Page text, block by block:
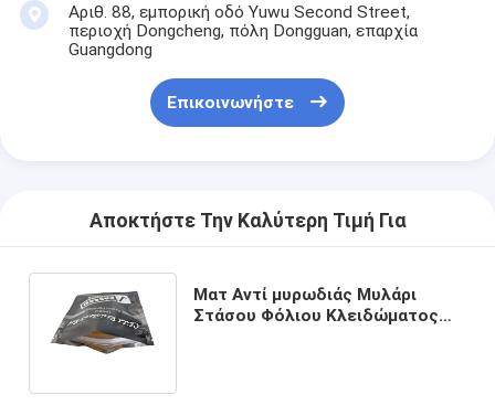
Αριθ. 88, εμπορική οδό Yuwu Second Street,
περιοχή Dongcheng, πόλη Dongguan, επαρχία
Guangdong
Επικοινωνήστε
Αποκτήστε Την Καλύτερη Τιμή Για
Ματ Αντί μυρωδιάς Μυλάρι
Στάσου Φόλιου Κλειδώματος